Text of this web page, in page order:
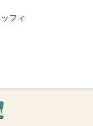
フィ